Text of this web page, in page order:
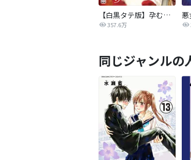
【白黒タテ版】孕むまで乱れいけ～身代わり花嫁と軍服の猛愛
357.6万
同じジャンルの